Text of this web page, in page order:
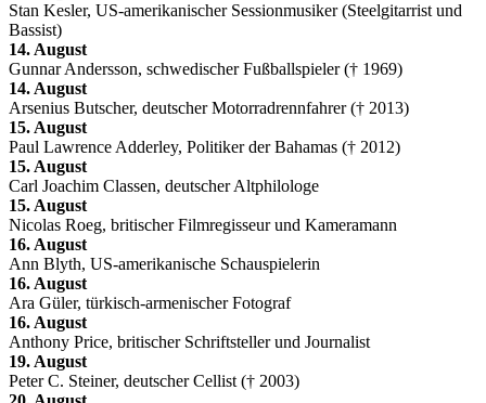
Stan Kesler, US-amerikanischer Sessionmusiker (Steelgitarrist und
Bassist)
14. August
Gunnar Andersson, schwedischer Fußballspieler († 1969)
14. August
Arsenius Butscher, deutscher Motorradrennfahrer († 2013)
15. August
Paul Lawrence Adderley, Politiker der Bahamas († 2012)
15. August
Carl Joachim Classen, deutscher Altphilologe
15. August
Nicolas Roeg, britischer Filmregisseur und Kameramann
16. August
Ann Blyth, US-amerikanische Schauspielerin
16. August
Ara Güler, türkisch-armenischer Fotograf
16. August
Anthony Price, britischer Schriftsteller und Journalist
19. August
Peter C. Steiner, deutscher Cellist († 2003)